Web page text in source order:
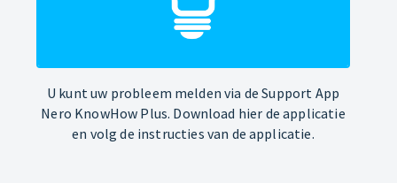
U kunt uw probleem melden via de Support App
Nero KnowHow Plus. Download hier de applicatie
en volg de instructies van de applicatie.